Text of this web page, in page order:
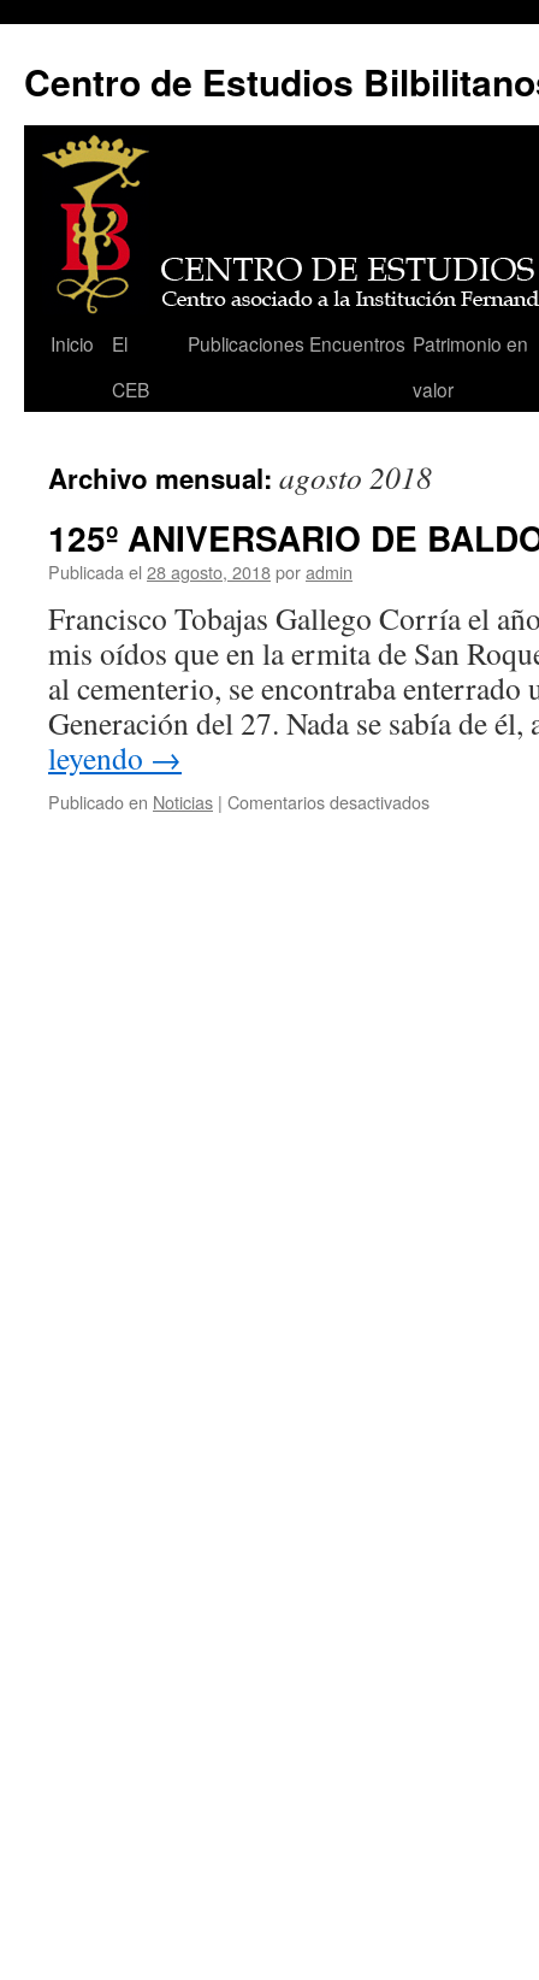
Centro de Estudios
Saltar
Inicio
El
CEB
Publicaciones Encuentros Patrimonio en
valor
Archivo mensual: agosto 2018
125º ANIVERSARIO DE
Publicada el 28 agosto, 2018poradmin
Francisco Tobajas Gallego Corría el
mis oídos que en la ermita de San
al cementerio, se encontraba enterrado
Generación del 27. Nada se sabía de
leyendo →
Publicado en Noticias | Comentarios desactivadosen